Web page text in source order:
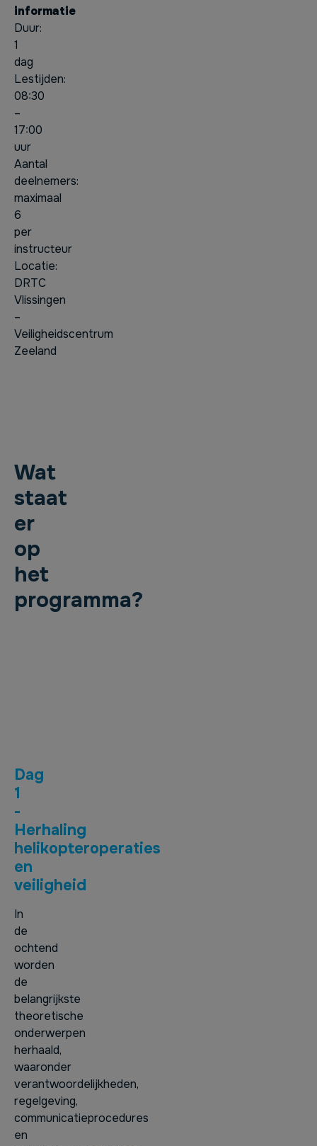
informatie
Duur:
1
dag
Lestijden:
08:30
–
17:00
uur
Aantal
deelnemers:
maximaal
6
per
instructeur
Locatie:
DRTC
Vlissingen
–
Veiligheidscentrum
Zeeland
Dag
1
-
Herhaling
helikopteroperaties
en
veiligheid
In
de
ochtend
worden
de
belangrijkste
theoretische
onderwerpen
herhaald,
waaronder
verantwoordelijkheden,
regelgeving,
communicatieprocedures
en
Wat
staat
er
op
het
programma?